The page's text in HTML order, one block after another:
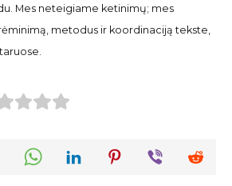
Mes neteigiame ketinimų; mes
metodus ir koordinaciją tekste,